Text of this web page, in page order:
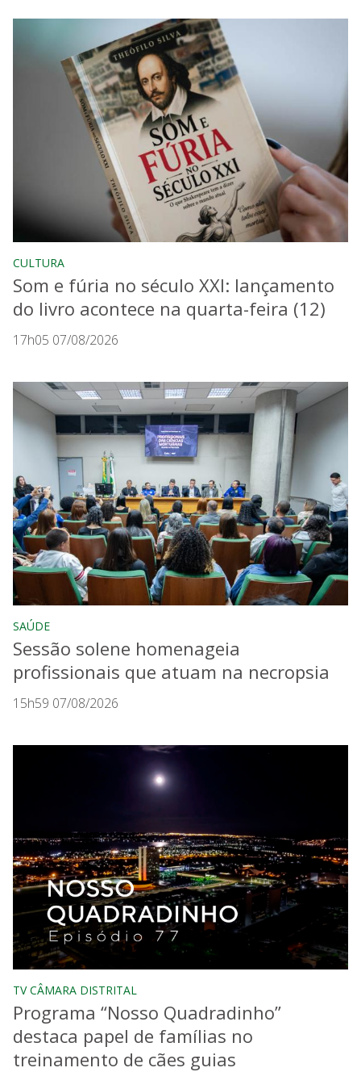
CULTURA
Som e fúria no século XXI: lançamento
do livro acontece na quarta-feira (12)
17h05 07/08/2026
SAÚDE
Sessão solene homenageia
profissionais que atuam na necropsia
15h59 07/08/2026
TV CÂMARA DISTRITAL
Programa “Nosso Quadradinho”
destaca papel de famílias no
treinamento de cães guias